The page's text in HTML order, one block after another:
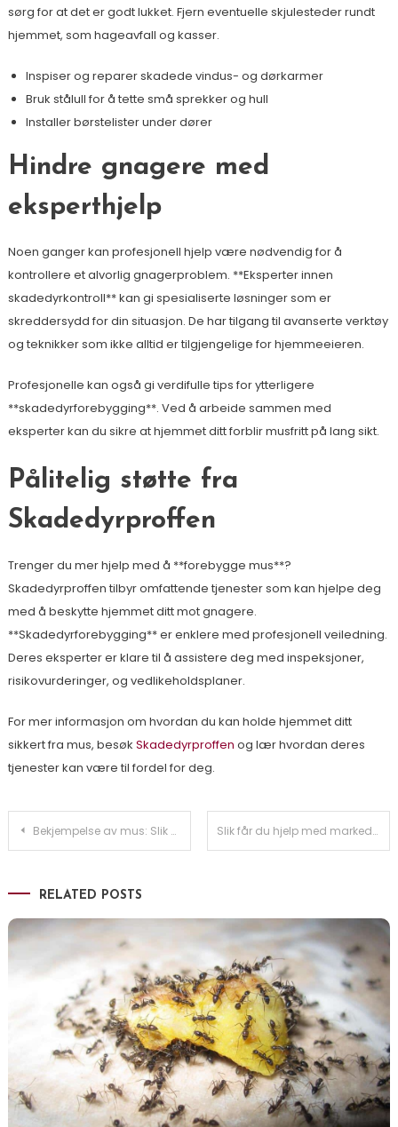
sørg for at det er godt lukket. Fjern eventuelle skjulesteder rundt
hjemmet, som hageavfall og kasser.
Inspiser og reparer skadede vindus- og dørkarmer
Bruk stålull for å tette små sprekker og hull
Installer børstelister under dører
Hindre gnagere med
eksperthjelp
Noen ganger kan profesjonell hjelp være nødvendig for å
kontrollere et alvorlig gnagerproblem. **Eksperter innen
skadedyrkontroll** kan gi spesialiserte løsninger som er
skreddersydd for din situasjon. De har tilgang til avanserte verktøy
og teknikker som ikke alltid er tilgjengelige for hjemmeeieren.
Profesjonelle kan også gi verdifulle tips for ytterligere
**skadedyrforebygging**. Ved å arbeide sammen med
eksperter kan du sikre at hjemmet ditt forblir musfritt på lang sikt.
Pålitelig støtte fra
Skadedyrproffen
Trenger du mer hjelp med å **forebygge mus**?
Skadedyrproffen tilbyr omfattende tjenester som kan hjelpe deg
med å beskytte hjemmet ditt mot gnagere.
**Skadedyrforebygging** er enklere med profesjonell veiledning.
Deres eksperter er klare til å assistere deg med inspeksjoner,
risikovurderinger, og vedlikeholdsplaner.
For mer informasjon om hvordan du kan holde hjemmet ditt
sikkert fra mus, besøk Skadedyrproffen og lær hvordan deres
tjenester kan være til fordel for deg.
Innleggsnavigasjon
Bekjempelse av mus: Slik beskytter du hjemmet ditt mot de små skadedyrene Slik får du hjelp med markedsføring som gir resultater
RELATED POSTS